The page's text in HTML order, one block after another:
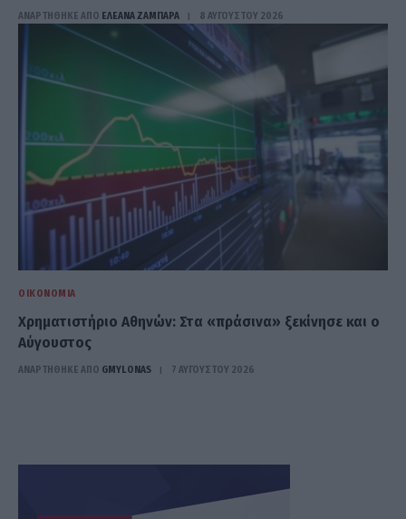
ΑΝΑΡΤΗΘΗΚΕ ΑΠΟ ΕΛΕΑΝΑ ΖΑΜΠΑΡΑ 8 ΑΥΓΟΎΣΤΟΥ 2026
ΟΙΚΟΝΟΜΊΑ
Χρηματιστήριο Αθηνών: Στα «πράσινα» ξεκίνησε και ο
Αύγουστος
ΑΝΑΡΤΗΘΗΚΕ ΑΠΟ GMYLONAS 7 ΑΥΓΟΎΣΤΟΥ 2026